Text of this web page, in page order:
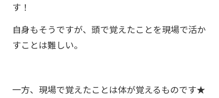
す！
自身もそうですが、頭で覚えたことを現場で活か
すことは難しい。
一方、現場で覚えたことは体が覚えるものです★